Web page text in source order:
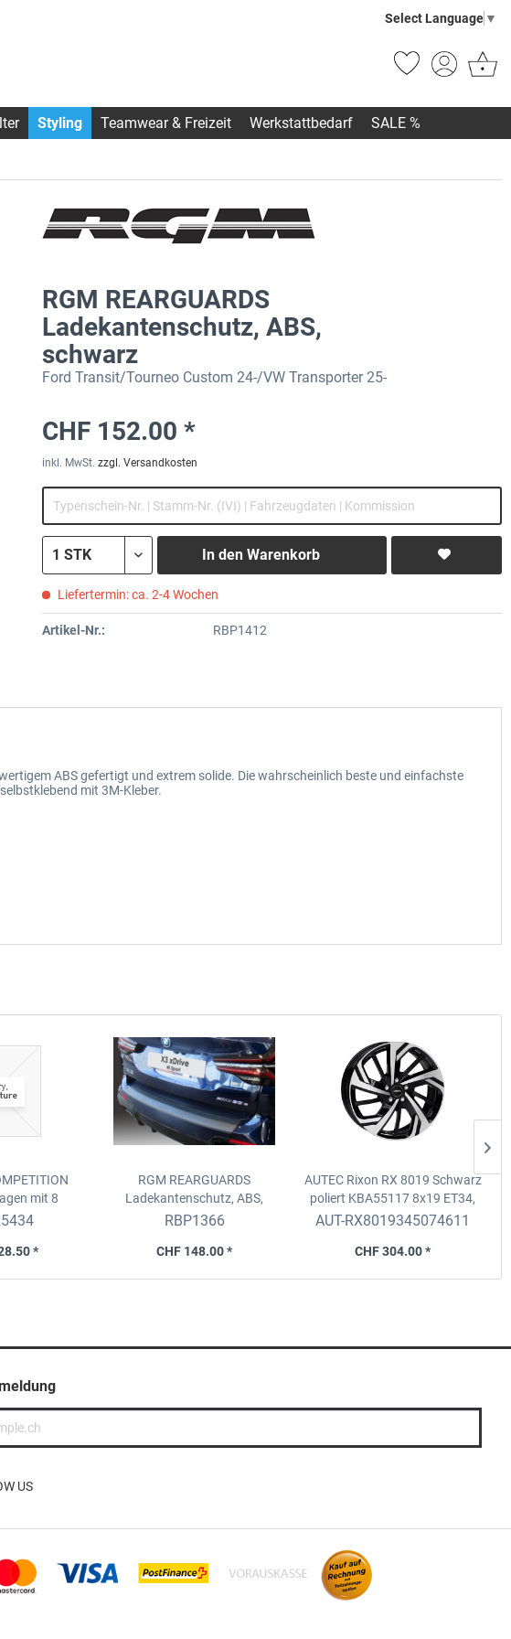
Select Language ▼
Styling Teamwear & Freizeit Werkstattbedarf SALE %
RGM REARGUARDS
Ladekantenschutz, ABS,
schwarz
Ford Transit/Tourneo Custom 24-/VW Transporter 25-
CHF 152.00 *
inkl. MwSt. zzgl. Versandkosten
In den Warenkorb
Liefertermin: ca. 2-4 Wochen
Artikel-Nr.: RBP1412
ABS gefertigt und extrem solide. Die wahrscheinlich beste und einfachste
mit 3M-Kleber.
mit 8
Premium-
*
RGM REARGUARDS
Ladekantenschutz, ABS,
schwarzBMW X3 M Sport
RBP1366
CHF 148.00 *
AUTEC Rixon RX 8019 Schwarz
poliert KBA551178x19 ET34,
5x112, D.66.6 Fix
AUT-RX8019345074611
CHF 304.00 *
US